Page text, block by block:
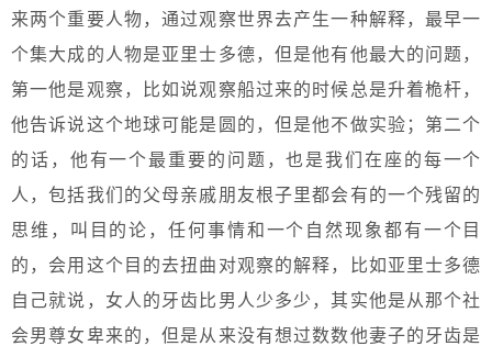
来两个重要人物，通过观察世界去产生一种解释，最早一
个集大成的人物是亚里士多德，但是他有他最大的问题，
第一他是观察，比如说观察船过来的时候总是升着桅杆，
他告诉说这个地球可能是圆的，但是他不做实验；第二个
的话，他有一个最重要的问题，也是我们在座的每一个
人，包括我们的父母亲戚朋友根子里都会有的一个残留的
思维，叫目的论，任何事情和一个自然现象都有一个目
的，会用这个目的去扭曲对观察的解释，比如亚里士多德
自己就说，女人的牙齿比男人少多少，其实他是从那个社
会男尊女卑来的，但是从来没有想过数数他妻子的牙齿是